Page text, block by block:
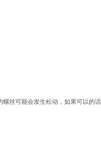
丝可能会发生松动，如果可以